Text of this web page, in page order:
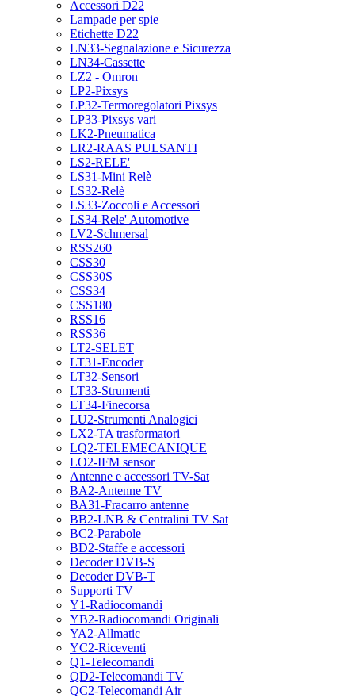
Accessori D22
Lampade per spie
Etichette D22
LN33-Segnalazione e Sicurezza
LN34-Cassette
LZ2 - Omron
LP2-Pixsys
LP32-Termoregolatori Pixsys
LP33-Pixsys vari
LK2-Pneumatica
LR2-RAAS PULSANTI
LS2-RELE'
LS31-Mini Relè
LS32-Relè
LS33-Zoccoli e Accessori
LS34-Rele' Automotive
LV2-Schmersal
RSS260
CSS30
CSS30S
CSS34
CSS180
RSS16
RSS36
LT2-SELET
LT31-Encoder
LT32-Sensori
LT33-Strumenti
LT34-Finecorsa
LU2-Strumenti Analogici
LX2-TA trasformatori
LQ2-TELEMECANIQUE
LO2-IFM sensor
Antenne e accessori TV-Sat
BA2-Antenne TV
BA31-Fracarro antenne
BB2-LNB & Centralini TV Sat
BC2-Parabole
BD2-Staffe e accessori
Decoder DVB-S
Decoder DVB-T
Supporti TV
Y1-Radiocomandi
YB2-Radiocomandi Originali
YA2-Allmatic
YC2-Riceventi
Q1-Telecomandi
QD2-Telecomandi TV
QC2-Telecomandi Air